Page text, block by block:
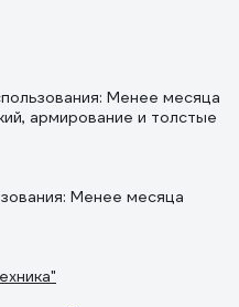
Менее месяца
армирование и толстые
Менее месяца